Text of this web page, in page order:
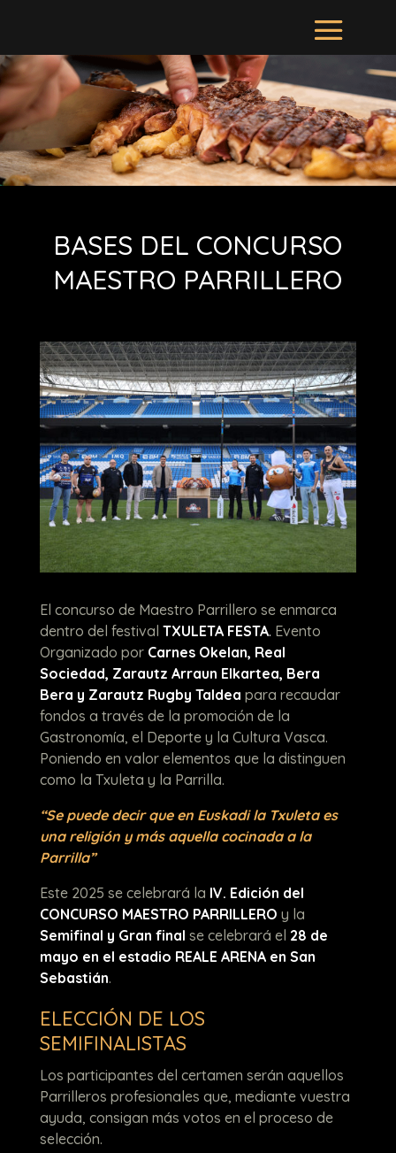
BASES DEL CONCURSO
MAESTRO PARRILLERO
El concurso de Maestro Parrillero se enmarca
dentro del festival TXULETA FESTA. Evento
Organizado por Carnes Okelan, Real
Sociedad, Zarautz Arraun Elkartea, Bera
Bera y Zarautz Rugby Taldea para recaudar
fondos a través de la promoción de la
Gastronomía, el Deporte y la Cultura Vasca.
Poniendo en valor elementos que la distinguen
como la Txuleta y la Parrilla.
“Se puede decir que en Euskadi la Txuleta es
una religión y más aquella cocinada a la
Parrilla”
Este 2025 se celebrará la IV. Edición del
CONCURSO MAESTRO PARRILLERO y la
Semifinal y Gran final se celebrará el 28 de
mayo en el estadio REALE ARENA en San
Sebastián.
ELECCIÓN DE LOS
SEMIFINALISTAS
Los participantes del certamen serán aquellos
Parrilleros profesionales que, mediante vuestra
ayuda, consigan más votos en el proceso de
selección.